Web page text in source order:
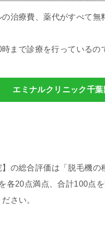
治療費、薬代がすべて
まで診療を行っている
エミナルクリニック千
】の総合評価は「脱毛機
各20点満点、合計100点
さい。